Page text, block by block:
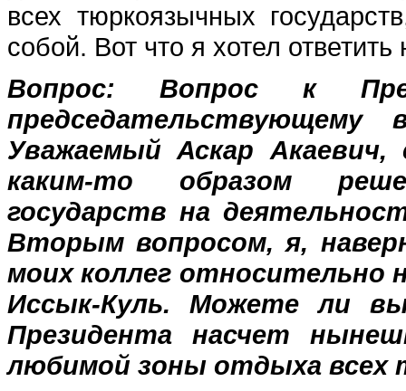
всех тюркоязычных
собой. Вот что я хотел
Вопрос:
Вопрос к
председательствующему
Уважаемый Аскар
каким-то образом
государств на
Вторым вопросом, я,
моих коллег относительно
Иссык-Куль. Можете ли
Президента насчет
любимой зоны отдыха всех